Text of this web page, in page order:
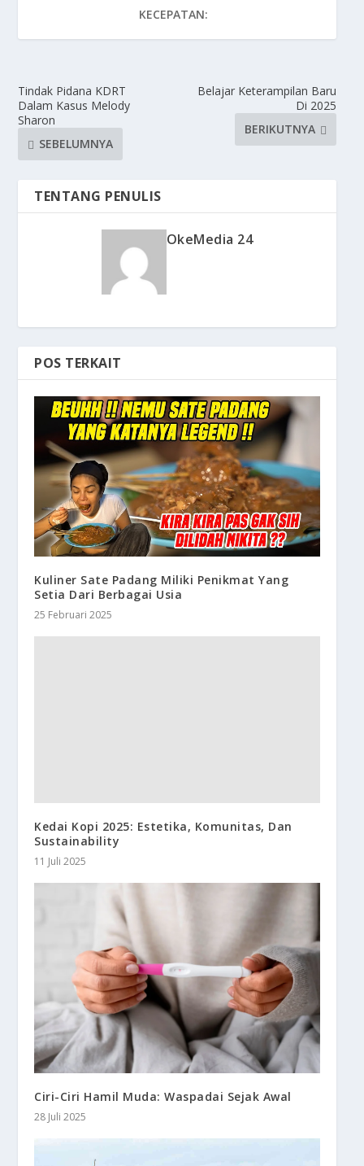
KECEPATAN:
Tindak Pidana KDRT
Dalam Kasus Melody
Sharon
SEBELUMNYA
Belajar Keterampilan Baru
Di 2025
BERIKUTNYA
TENTANG PENULIS
OkeMedia 24
POS TERKAIT
Kuliner Sate Padang Miliki Penikmat Yang
Setia Dari Berbagai Usia
25 Februari 2025
Kedai Kopi 2025: Estetika, Komunitas, Dan
Sustainability
11 Juli 2025
Ciri-Ciri Hamil Muda: Waspadai Sejak Awal
28 Juli 2025